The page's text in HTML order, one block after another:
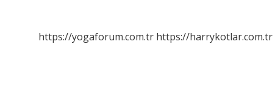
https://yogaforum.com.tr https://harrykotlar.com.tr